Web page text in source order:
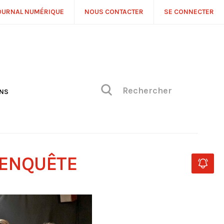
NUMÉRIQUE NOUS CONTACTER SE CONNECTER